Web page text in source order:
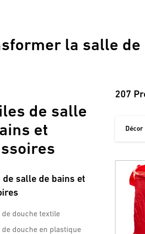
la salle
de salle
et
de salle de bains et
de douche textile
de douche en plastique
207
Décor